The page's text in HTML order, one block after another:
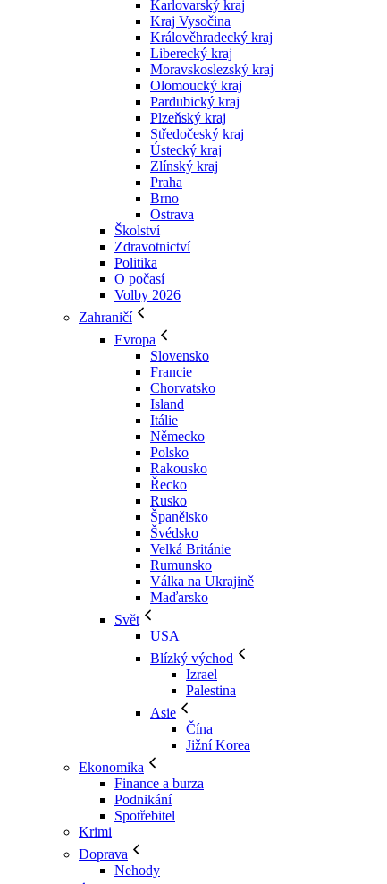
Karlovarský kraj
Kraj Vysočina
Králověhradecký kraj
Liberecký kraj
Moravskoslezský kraj
Olomoucký kraj
Pardubický kraj
Plzeňský kraj
Středočeský kraj
Ústecký kraj
Zlínský kraj
Praha
Brno
Ostrava
Školství
Zdravotnictví
Politika
O počasí
Volby 2026
Zahraničí
Evropa
Slovensko
Francie
Chorvatsko
Island
Itálie
Německo
Polsko
Rakousko
Řecko
Rusko
Španělsko
Švédsko
Velká Británie
Rumunsko
Válka na Ukrajině
Maďarsko
Svět
USA
Blízký východ
Izrael
Palestina
Asie
Čína
Jižní Korea
Ekonomika
Finance a burza
Podnikání
Spotřebitel
Krimi
Doprava
Nehody